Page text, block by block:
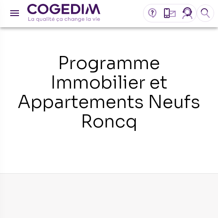
Programme
Immobilier et
Appartements Neufs
Roncq